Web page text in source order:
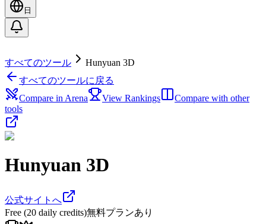
日
すべてのツール
Hunyuan 3D
すべてのツールに戻る
Compare in Arena
View Rankings
Compare with other
tools
Hunyuan 3D
公式サイトへ
Free (20 daily credits)無料プランあり